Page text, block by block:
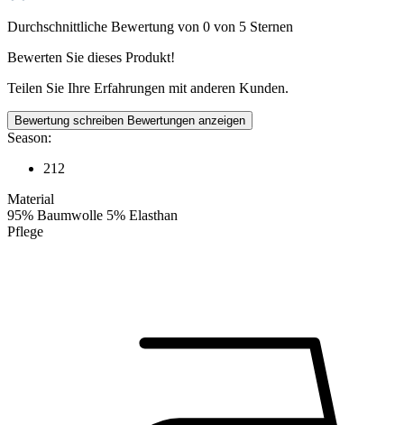
Durchschnittliche Bewertung von 0 von 5 Sternen
Bewerten Sie dieses Produkt!
Teilen Sie Ihre Erfahrungen mit anderen Kunden.
Bewertung schreiben Bewertungen anzeigen
Season:
212
Material
95% Baumwolle 5% Elasthan
Pflege